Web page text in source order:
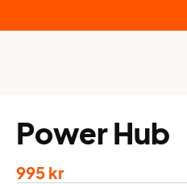
Power Hub
995 kr